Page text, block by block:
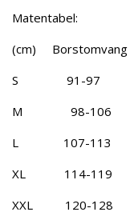
Matentabel:
(cm)
S 91-97
M 98-106
L 107-113
XL 114-119
XXL 120-128